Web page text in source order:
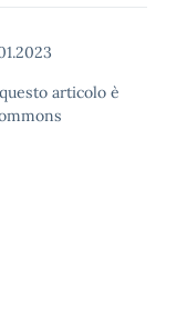
articolo è